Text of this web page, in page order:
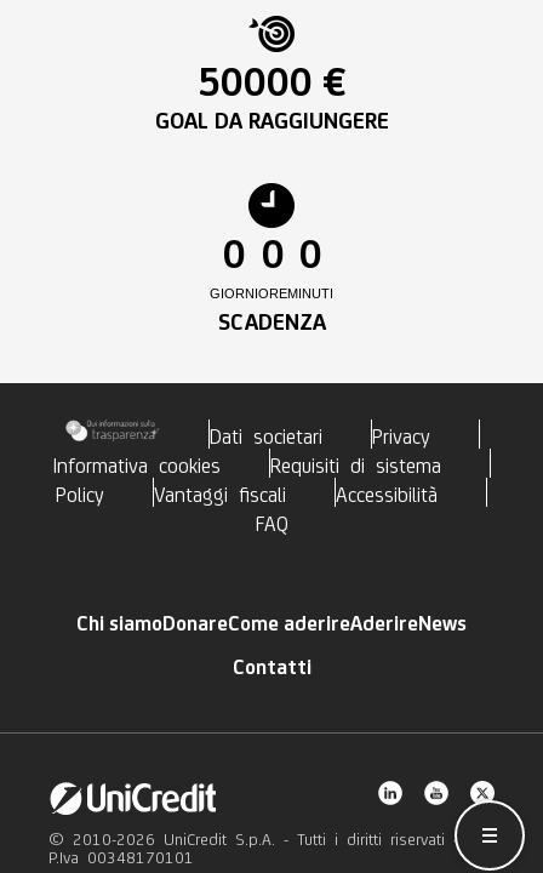
50000 €
GOAL DA RAGGIUNGERE
0
GIORNI
0
ORE
0
MINUTI
SCADENZA
Dati societari
Privacy
Informativa cookies
Requisiti di sistema
Policy
Vantaggi fiscali
Accessibilità
FAQ
Chi siamoDonareCome aderireAderireNews
Contatti
© 2010-2026 UniCredit S.p.A. - Tutti i diritti riservati -
P.Iva 00348170101